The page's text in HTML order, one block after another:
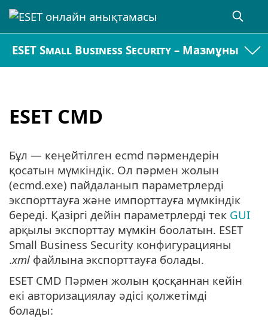
ESET Small Business Security – Мазмұны
ESET CMD
Бұл — кеңейтілген ecmd пәрмендерін
қосатын мүмкіндік. Ол пәрмен жолын
(ecmd.exe) пайдаланып параметрлерді
экспорттауға және импорттауға мүмкіндік
береді. Қазіргі дейін параметрлерді тек GUI
арқылы экспорттау мүмкін боолатын. ESET
Small Business Security конфигурацияны
.xml файлына экспорттауға болады.
ESET CMD Пәрмен жолын қосқаннан кейін
екі авторизациялау әдісі қолжетімді
болады: